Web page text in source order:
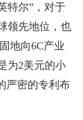
特尔”，对于
领先地位，也
地向6C产业
为2美元的小
严密的专利布